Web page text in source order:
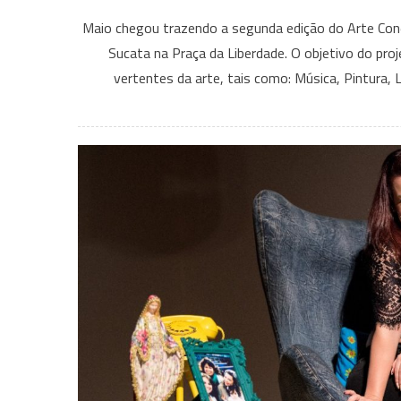
Maio chegou trazendo a segunda edição do Arte
Sucata na Praça da Liberdade. O objetivo do
vertentes da arte, tais como: Música,